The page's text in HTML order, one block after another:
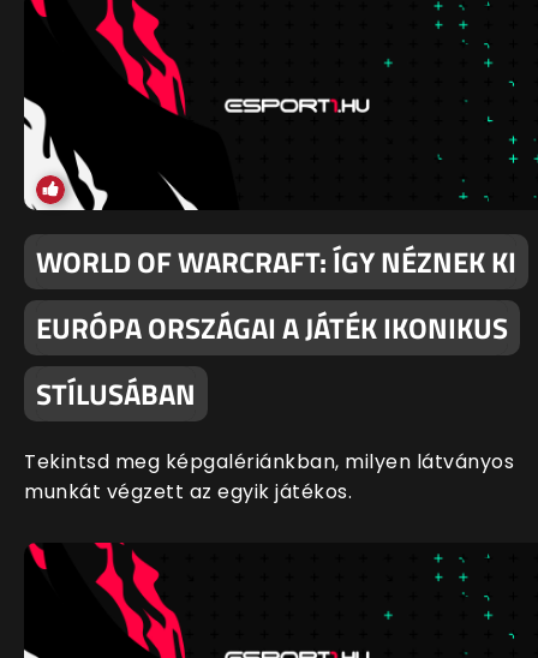
WORLD OF WARCRAFT: ÍGY NÉZNEK KI
EURÓPA ORSZÁGAI A JÁTÉK IKONIKUS
STÍLUSÁBAN
Tekintsd meg képgalériánkban, milyen látványos
munkát végzett az egyik játékos.